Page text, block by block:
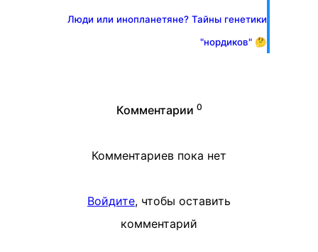
Люди или инопланетяне? Тайны генетики
"нордиков" 🤔
Комментарии 0
Комментариев пока нет
Войдите, чтобы оставить
комментарий